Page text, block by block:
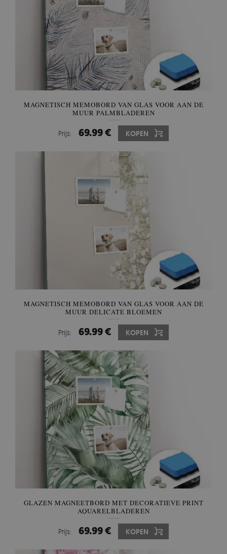
MAGNETISCH MEMOBORD VAN GLAS VOOR AAN DE
MUUR PALMBLADEREN
Prijs: 69.99 € KOPEN
MAGNETISCH MEMOBORD VAN GLAS VOOR AAN DE
MUUR DELICATE BLOEMEN
Prijs: 69.99 € KOPEN
GLAZEN MAGNEETBORD MET DECORATIEVE PRINT
AQUARELBLADEREN
Prijs: 69.99 € KOPEN